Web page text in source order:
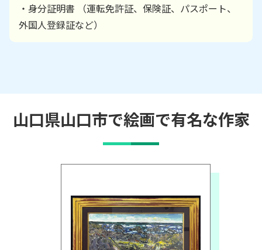
・身分証明書 （運転免許証、保険証、パスポート、
外国人登録証など）
山口県山口市で絵画で有名な作家